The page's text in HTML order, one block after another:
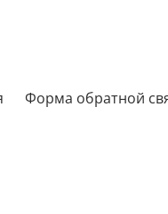
Форма обратной